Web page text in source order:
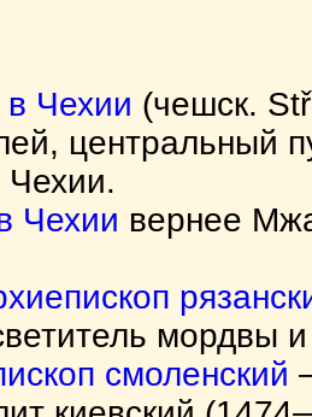
Чехии (чешск.
центральный
Чехии.
Чехии вернее
мордвы и
смоленский